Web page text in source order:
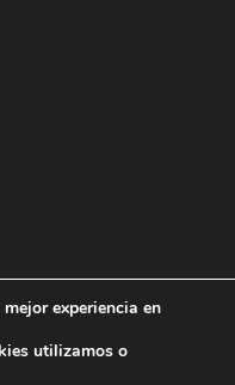
experiencia en
utilizamos o